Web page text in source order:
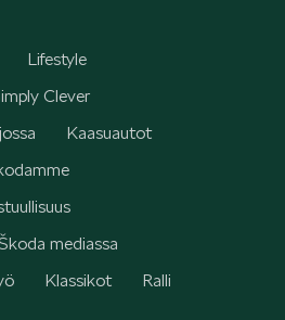
Lifestyle
Clever
Kaasuautot
mediassa
Klassikot Ralli